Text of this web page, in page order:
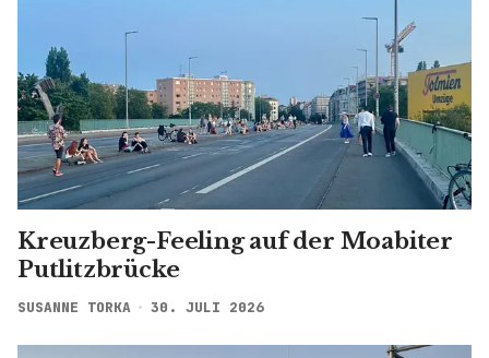
Kreuzberg-Feeling auf der Moabiter
Putlitzbrücke
SUSANNE TORKA 30. JULI 2026